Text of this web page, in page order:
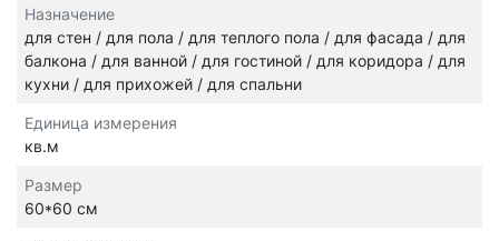
Назначение
для стен / для пола / для теплого пола / для фасада / для
балкона / для ванной / для гостиной / для коридора / для
кухни / для прихожей / для спальни
Единица измерения
кв.м
Размер
60*60 см